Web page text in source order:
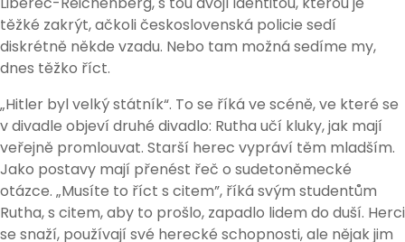
těžké zakrýt, ačkoli československá policie sedí
diskrétně někde vzadu. Nebo tam možná sedíme my,
dnes těžko říct.
„Hitler byl velký státník“. To se říká ve scéně, ve které se
v divadle objeví druhé divadlo: Rutha učí kluky, jak mají
veřejně promlouvat. Starší herec vypráví těm mladším.
Jako postavy mají přenést řeč o sudetoněmecké
otázce. „Musíte to říct s citem”, říká svým studentům
Rutha, s citem, aby to prošlo, zapadlo lidem do duší. Herci
se snaží, používají své herecké schopnosti, ale nějak jim